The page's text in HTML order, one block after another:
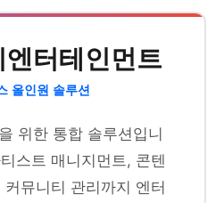
엔터테인먼트
올인원 솔루션
위한 통합 솔루션입니
스트 매니지먼트, 콘텐
뮤니티 관리까지 엔터